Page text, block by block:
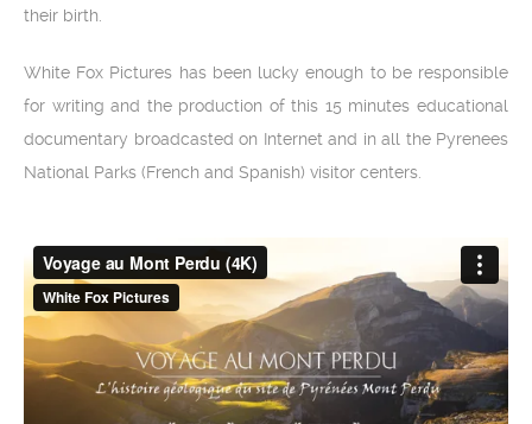
their birth.
White Fox Pictures has been lucky enough to be responsible
for writing and the production of this 15 minutes educational
documentary broadcasted on Internet and in all the Pyrenees
National Parks (French and Spanish) visitor centers.